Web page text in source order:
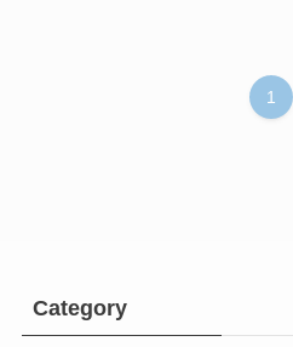
1
Category